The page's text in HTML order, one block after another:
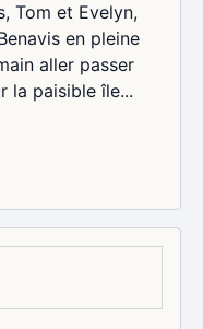
Tom et Evelyn,
en pleine
aller passer
la paisible île...